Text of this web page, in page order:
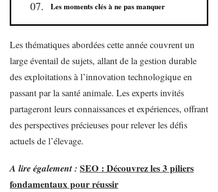
Les moments clés à ne pas manquer
Les thématiques abordées cette année couvrent un
large éventail de sujets, allant de la gestion durable
des exploitations à l’innovation technologique en
passant par la santé animale. Les experts invités
partageront leurs connaissances et expériences, offrant
des perspectives précieuses pour relever les défis
actuels de l’élevage.
A lire également : SEO : Découvrez les 3 piliers
fondamentaux pour réussir